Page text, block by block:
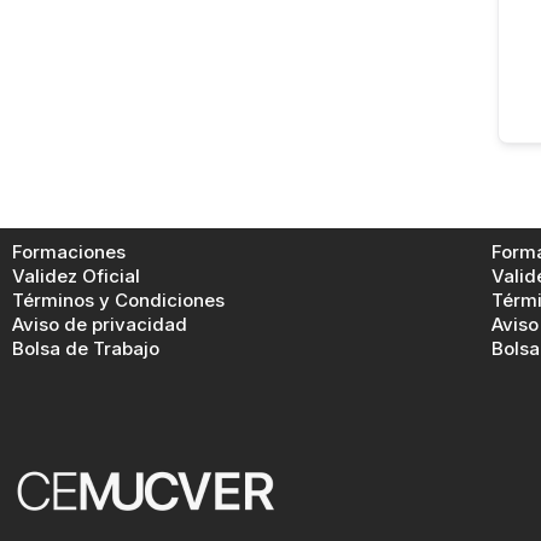
Formaciones
Validez Oficial
Términos y Condiciones
Aviso de privacidad
Bolsa de Trabajo